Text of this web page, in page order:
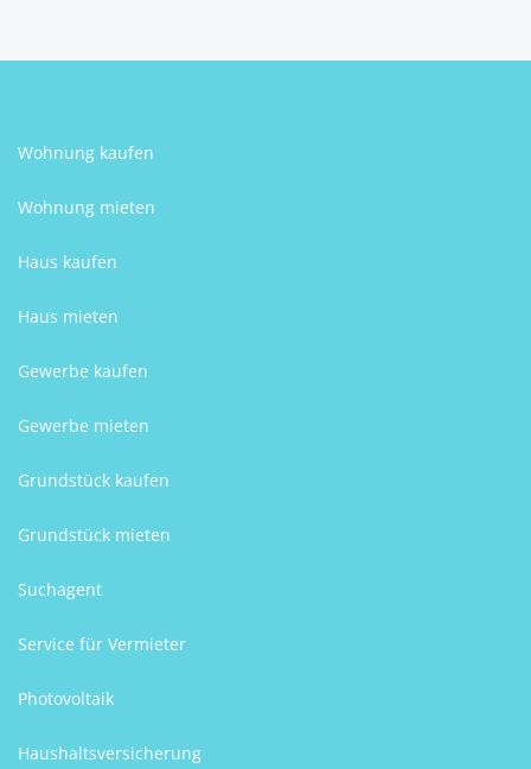
Wohnung kaufen
Wohnung mieten
Haus kaufen
Haus mieten
Gewerbe kaufen
Gewerbe mieten
Grundstück kaufen
Grundstück mieten
Suchagent
Service für Vermieter
Photovoltaik
Haushaltsversicherung